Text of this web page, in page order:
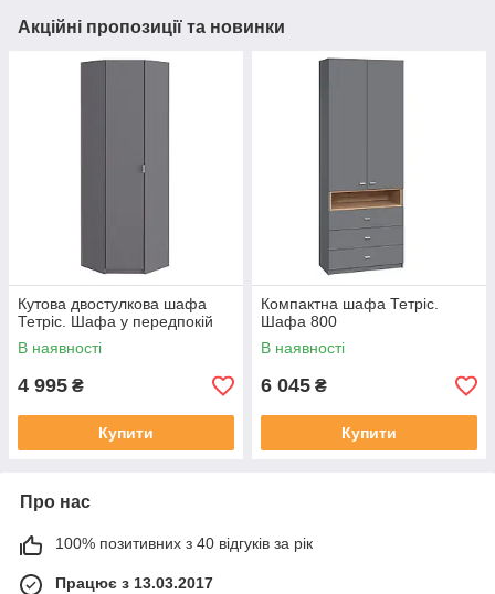
Акційні пропозиції та новинки
Кутова двостулкова шафа
Тетріс. Шафа у передпокій
В наявності
4 995 ₴
Купити
Компактна шафа Тетріс.
Шафа 800
В наявності
6 045 ₴
Купити
Про нас
100% позитивних з 40 відгуків за рік
Працює з 13.03.2017